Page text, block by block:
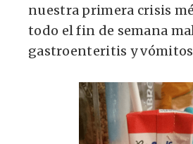
nuestra primera crisis
todo el fin de semana
gastroenteritis y